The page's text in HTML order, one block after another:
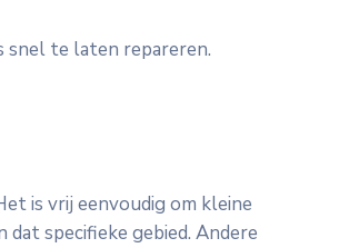
snel te laten repareren.
is vrij eenvoudig om kleine
specifieke gebied. Andere